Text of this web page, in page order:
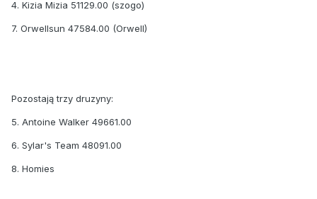
4. Kizia Mizia 51129.00 (szogo)
7. Orwellsun 47584.00 (Orwell)
Pozostają trzy druzyny:
5. Antoine Walker 49661.00
6. Sylar's Team 48091.00
8. Homies